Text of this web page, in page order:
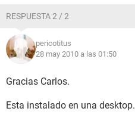
RESPUESTA 2 / 2
pericotitus
28 may 2010 a las 01:50
Gracias Carlos.
Esta instalado en una desktop.